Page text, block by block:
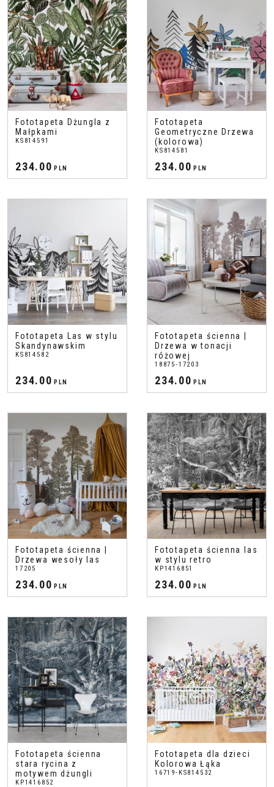
Fototapeta Dżungla z
Małpkami
KS814591
234.00 PLN
Fototapeta
Geometryczne Drzewa
(kolorowa)
KS814581
234.00 PLN
Fototapeta Las w stylu
Skandynawskim
KS814582
234.00 PLN
Fototapeta ścienna |
Drzewa w tonacji
różowej
18875-17203
234.00 PLN
Fototapeta ścienna |
Drzewa wesoły las
17205
234.00 PLN
Fototapeta ścienna las
w stylu retro
KP1416851
234.00 PLN
Fototapeta ścienna
stara rycina z
motywem dżungli
KP1416852
Fototapeta dla dzieci
Kolorowa Łąka
16719-KS814532